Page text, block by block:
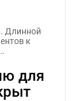
Длинной
к
для